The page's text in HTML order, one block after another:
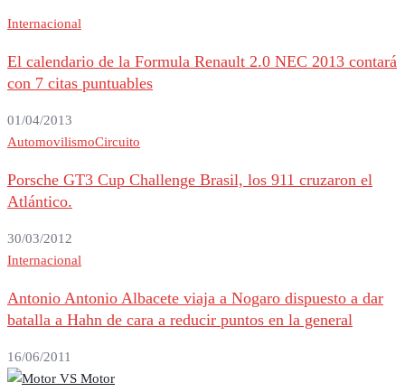
Internacional
El calendario de la Formula Renault 2.0 NEC 2013 contará
con 7 citas puntuables
01/04/2013
AutomovilismoCircuito
Porsche GT3 Cup Challenge Brasil, los 911 cruzaron el
Atlántico.
30/03/2012
Internacional
Antonio Antonio Albacete viaja a Nogaro dispuesto a dar
batalla a Hahn de cara a reducir puntos en la general
16/06/2011